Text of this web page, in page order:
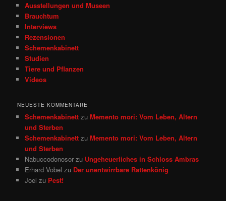
Ausstellungen und Museen
Brauchtum
Interviews
Rezensionen
Schemenkabinett
Studien
Tiere und Pflanzen
Videos
NEUESTE KOMMENTARE
Schemenkabinett zuMemento mori: Vom Leben, Altern
und Sterben
Schemenkabinett zuMemento mori: Vom Leben, Altern
und Sterben
Nabuccodonosor zu Ungeheuerliches in Schloss Ambras
Erhard Vobel zu Der unentwirrbare Rattenkönig
Joel zu Pest!